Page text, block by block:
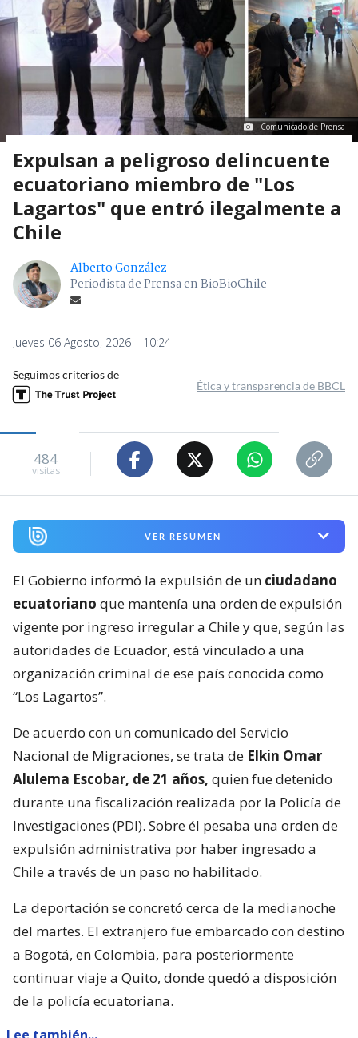
Comunicado de Prensa
Expulsan a peligroso delincuente
ecuatoriano miembro de "Los
Lagartos" que entró ilegalmente a
Chile
Alberto González
Periodista de Prensa en BioBioChile
Jueves 06 Agosto, 2026 | 10:24
Seguimos criterios de
Ética y transparencia de BBCL
484
visitas
VER RESUMEN
El Gobierno informó la expulsión de un ciudadano
ecuatoriano que mantenía una orden de expulsión
vigente por ingreso irregular a Chile y que, según las
autoridades de Ecuador, está vinculado a una
organización criminal de ese país conocida como
“Los Lagartos”.
De acuerdo con un comunicado del Servicio
Nacional de Migraciones, se trata de Elkin Omar
Alulema Escobar, de 21 años, quien fue detenido
durante una fiscalización realizada por la Policía de
Investigaciones (PDI). Sobre él pesaba una orden de
expulsión administrativa por haber ingresado a
Chile a través de un paso no habilitado.
La deportación se concretó cerca de la medianoche
del martes. El extranjero fue embarcado con destino
a Bogotá, en Colombia, para posteriormente
continuar viaje a Quito, donde quedó a disposición
de la policía ecuatoriana.